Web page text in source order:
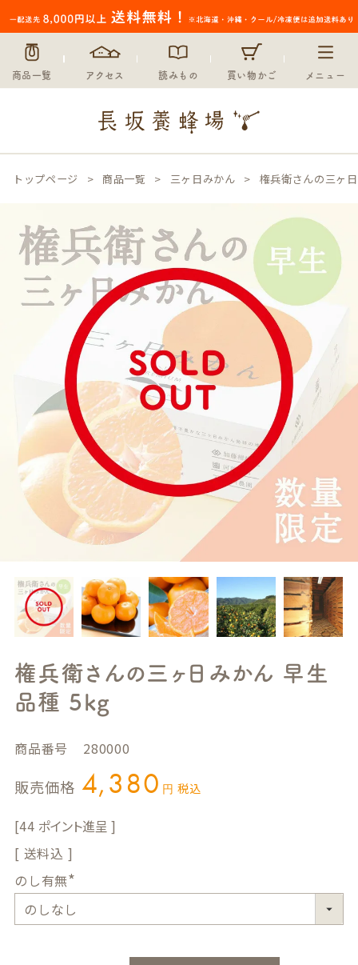
商品一覧 アクセス 読みもの 買い物かご メニュー
トップページ 商品一覧 三ヶ日みかん 権兵衛さんの三ヶ
権兵衛さんの三ヶ日みかん 早生
品種 5kg
商品番号 280000
販売価格 4,380 税込
44
送料込
のし有無
(
必
須